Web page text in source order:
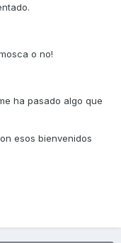
o no!
ha pasado algo que
esos bienvenidos